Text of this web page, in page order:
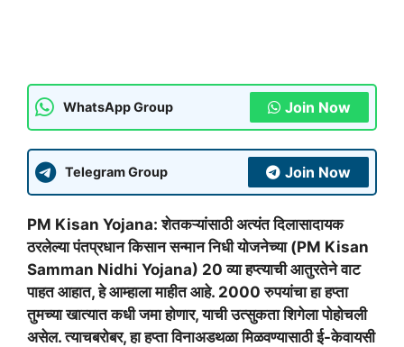
WhatsApp Group Join Now
Telegram Group Join Now
PM Kisan Yojana: शेतकऱ्यांसाठी अत्यंत दिलासादायक
ठरलेल्या पंतप्रधान किसान सन्मान निधी योजनेच्या (PM Kisan
Samman Nidhi Yojana) 20 व्या हप्त्याची आतुरतेने वाट
पाहत आहात, हे आम्हाला माहीत आहे. 2000 रुपयांचा हा हप्ता
तुमच्या खात्यात कधी जमा होणार, याची उत्सुकता शिगेला पोहोचली
असेल. त्याचबरोबर, हा हप्ता विनाअडथळा मिळवण्यासाठी ई-केवायसी